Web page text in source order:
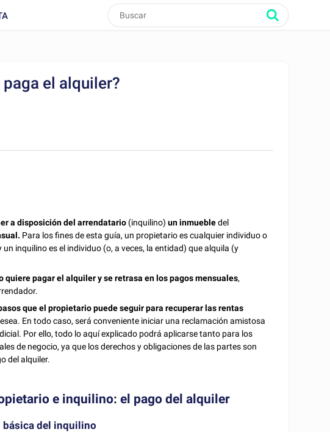
el alquiler?
a disposición del arrendatario (inquilino) un inmuebledel
Para los fines de esta guía, un propietario es cualquier individuo o
inquilino es el individuo (o, a veces, la entidad) que alquila (y
quiere pagar el alquiler y se retrasa en los pagos mensuales,
que el propietario puede seguir para recuperar las rentas
En todo caso, será conveniente iniciar una reclamación amistosa
Por ello, todo lo aquí explicado podrá aplicarse tanto para los
de negocio, ya que los derechos y obligaciones de las partes son
del alquiler.
e inquilino: el pago del alquiler
básica del inquilino